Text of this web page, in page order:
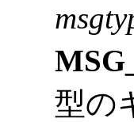
型の